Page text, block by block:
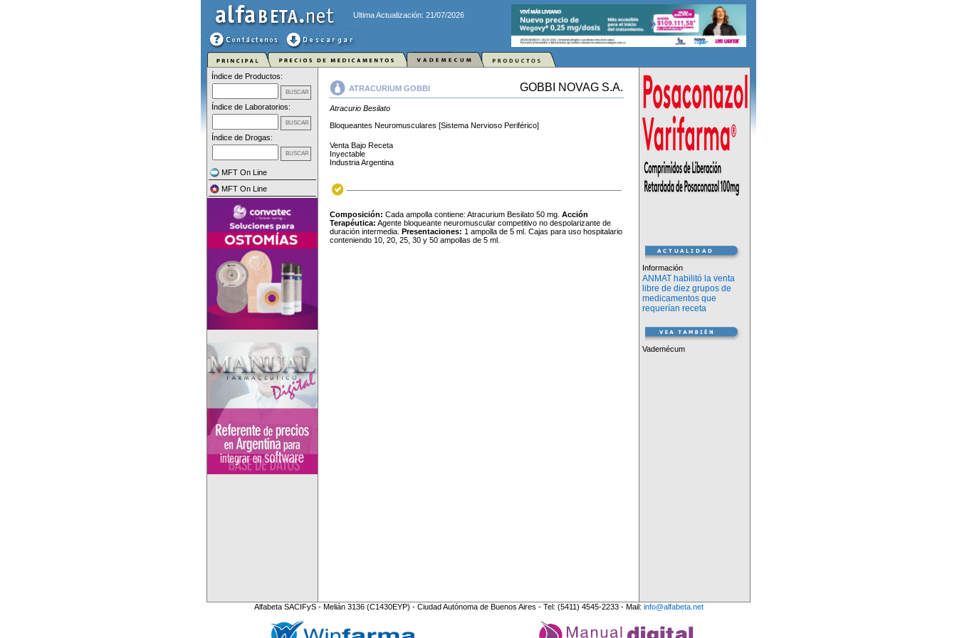
Ultima Actualización: 21/07/2026
Índice de Productos:
Índice de Laboratorios:
Índice de Drogas:
MFT On Line
MFT On Line
ATRACURIUM GOBBI GOBBI NOVAG S.A.
Atracurio Besilato
Bloqueantes Neuromusculares [Sistema Nervioso Periférico]
Venta Bajo Receta
Inyectable
Industria Argentina
Composición: Cada ampolla contiene: Atracurium Besilato 50 mg. Acción
Terapéutica: Agente bloqueante neuromuscular competitivo no despolarizante de
duración intermedia. Presentaciones: 1 ampolla de 5 ml. Cajas para uso hospitalario
conteniendo 10, 20, 25, 30 y 50 ampollas de 5 ml.
Información
ANMAT habilitó la venta
libre de diez grupos de
medicamentos que
requerían receta
Vademécum
Alfabeta SACIFyS - Melián 3136 (C1430EYP) - Ciudad Autónoma de Buenos Aires - Tel: (5411) 4545-2233 - Mail: info@alfabeta.net